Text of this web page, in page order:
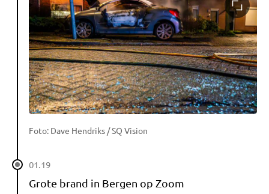
Foto: Dave Hendriks / SQ Vision
01.19
Grote brand in Bergen op Zoom